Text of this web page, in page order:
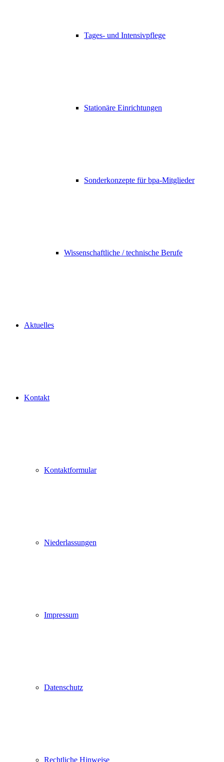
Tages- und Intensivpflege
Stationäre Einrichtungen
Sonderkonzepte für bpa-Mitglieder
Wissenschaftliche / technische Berufe
Aktuelles
Kontakt
Kontaktformular
Niederlassungen
Impressum
Datenschutz
Rechtliche Hinweise